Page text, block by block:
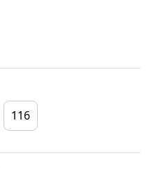
116